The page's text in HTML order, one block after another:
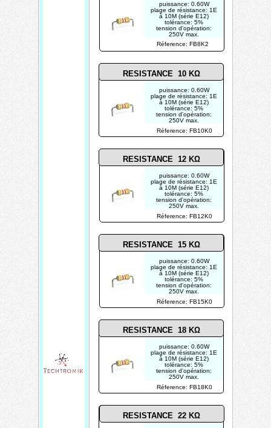
RESISTANCE 10 KΩ
Réference: FB10K0
Réference: FB12K0
puissance: 0.60W
plage de résistance: 1E
à 10M (série E12)
tolérance: 5%
tension d'opération:
250V max.
puissance: 0.60W
plage de résistance: 1E
à 10M (série E12)
tolérance: 5%
tension d'opération:
250V max.
RESISTANCE 12 KΩ
RESISTANCE 18 KΩ
RESISTANCE 15 KΩ
RESISTANCE 22 KΩ
Réference: FB15K0
Réference: FB18K0
puissance: 0.60W
plage de résistance: 1E
à 10M (série E12)
tolérance: 5%
tension d'opération:
250V max.
puissance: 0.60W
plage de résistance: 1E
à 10M (série E12)
tolérance: 5%
tension d'opération:
250V max.
puissance: 0.60W
plage de résistance: 1E
à 10M (série E12)
tolérance: 5%
tension d'opération:
250V max.
photo non contractuelle
Réference: FB8K2